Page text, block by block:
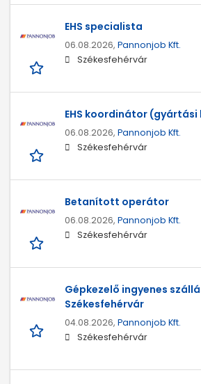
EHS specialista
06.08.2026, Pannonjob Kft.
Székesfehérvár
EHS koordinátor (gyártási
06.08.2026, Pannonjob Kft.
Székesfehérvár
Betanított operátor
06.08.2026, Pannonjob Kft.
Székesfehérvár
Gépkezelő ingyenes
Székesfehérvár
04.08.2026, Pannonjob Kft.
Székesfehérvár